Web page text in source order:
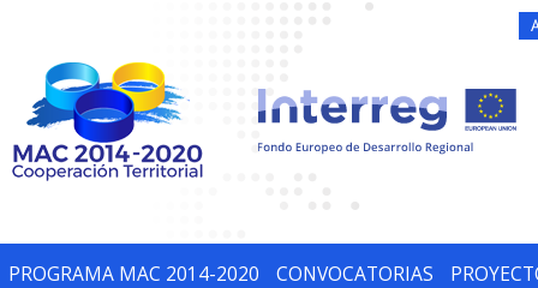
PROGRAMA MAC 2014-2020 CONVOCATORIAS